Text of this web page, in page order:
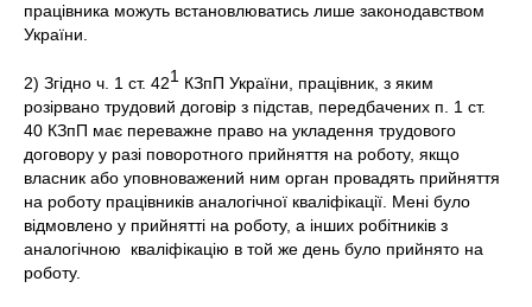
працівника можуть встановлюватись лише законодавством
України.
2) Згідно ч. 1 ст. 421 КЗпП України, працівник, з яким
розірвано трудовий договір з підстав, передбачених п. 1 ст.
40 КЗпП має переважне право на укладення трудового
договору у разі поворотного прийняття на роботу, якщо
власник або уповноважений ним орган провадять прийняття
на роботу працівників аналогічної кваліфікації. Мені було
відмовлено у прийнятті на роботу, а інших робітників з
аналогічною кваліфікацію в той же день було прийнято на
роботу.